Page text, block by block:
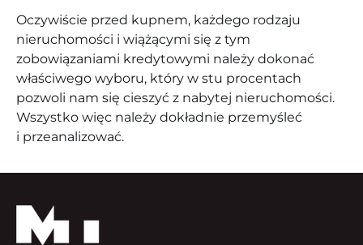
Oczywiście przed kupnem, każdego rodzaju
nieruchomości i wiążącymi się z tym
zobowiązaniami kredytowymi należy dokonać
właściwego wyboru, który w stu procentach
pozwoli nam się cieszyć z nabytej nieruchomości.
Wszystko więc należy dokładnie przemyśleć
i przeanalizować.